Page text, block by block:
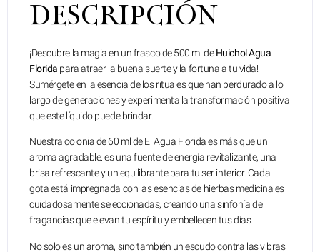
DESCRIPCIÓN
¡Descubre la magia en un frasco de 500 ml deHuichol Agua
Florida para atraer la buena suerte y la fortuna a tu vida!
Sumérgete en la esencia de los rituales que han perdurado a lo
largo de generaciones y experimenta la transformación positiva
que este líquido puede brindar.
Nuestra colonia de 60 ml de El Agua Florida es más que un
aroma agradable: es una fuente de energía revitalizante, una
brisa refrescante y un equilibrante para tu ser interior. Cada
gota está impregnada con las esencias de hierbas medicinales
cuidadosamente seleccionadas, creando una sinfonía de
fragancias que elevan tu espíritu y embellecen tus días.
No solo es un aroma, sino también un escudo contra las vibras